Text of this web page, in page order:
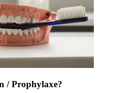
/ Prophylaxe?